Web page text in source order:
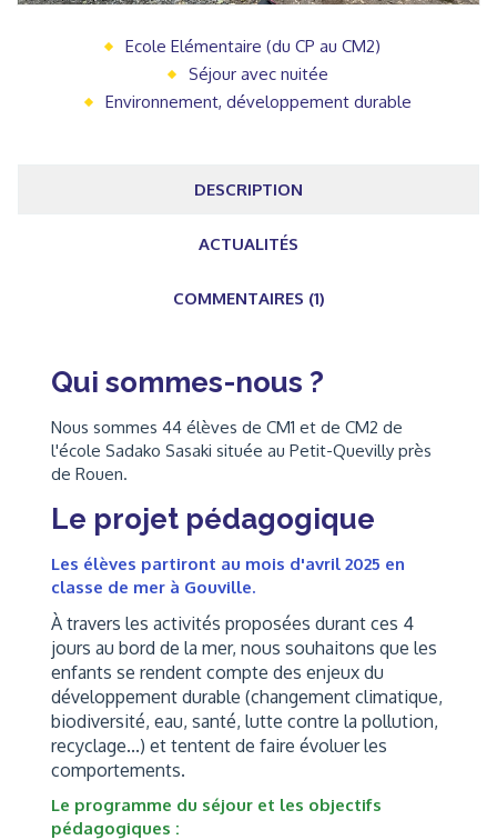
Ecole Elémentaire (du CP au CM2)
Séjour avec nuitée
Environnement, développement durable
DESCRIPTION
ACTUALITÉS
COMMENTAIRES (1)
Qui sommes-nous ?
Nous sommes 44 élèves de CM1 et de CM2 de
l'école Sadako Sasaki située au Petit-Quevilly près
de Rouen.
Le projet pédagogique
Les élèves partiront au mois d'avril 2025 en
classe de mer à Gouville.
À travers les activités proposées durant ces 4
jours au bord de la mer, nous souhaitons que les
enfants se rendent compte des enjeux du
développement durable (changement climatique,
biodiversité, eau, santé, lutte contre la pollution,
recyclage...) et tentent de faire évoluer les
comportements.
Le programme du séjour et les objectifs
pédagogiques :